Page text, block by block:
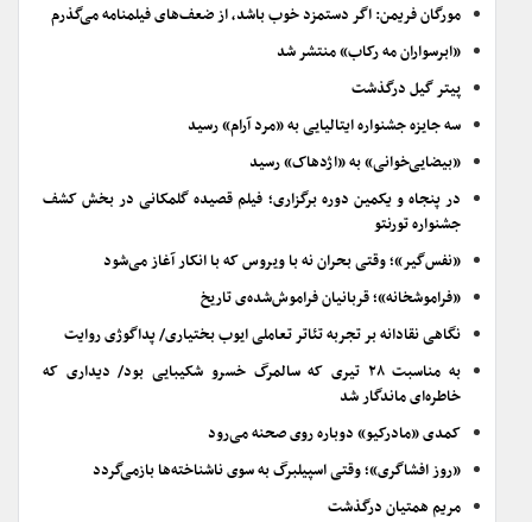
مورگان فریمن: اگر دستمزد خوب باشد، از ضعف‌های فیلمنامه می‌گذرم
«ابرسواران مه رکاب» منتشر شد
پیتر گیل درگذشت
سه جایزه جشنواره ایتالیایی به «مرد آرام» رسید
«بیضایی‌خوانی» به «اژدهاک» رسید
در پنجاه و یکمین دوره برگزاری؛ فیلم قصیده گلمکانی در بخش کشف
جشنواره تورنتو
«نفس‌گیر»؛ وقتی بحران نه با ویروس که با انکار آغاز می‌شود
«فراموشخانه»؛ قربانیان فراموش‌شده‌ی تاریخ
نگاهی نقادانه بر تجربه تئاتر تعاملی ایوب بختیاری/ پداگوژی روایت
به مناسبت ۲۸ تیری که سالمرگ خسرو شکیبایی بود/ دیداری که
خاطره‌ای ماندگار شد
کمدی «مادرکیو» دوباره روی صحنه می‌رود
«روز افشاگری»؛ وقتی اسپیلبرگ به سوی ناشناخته‌ها بازمی‌گردد
مریم همتیان درگذشت